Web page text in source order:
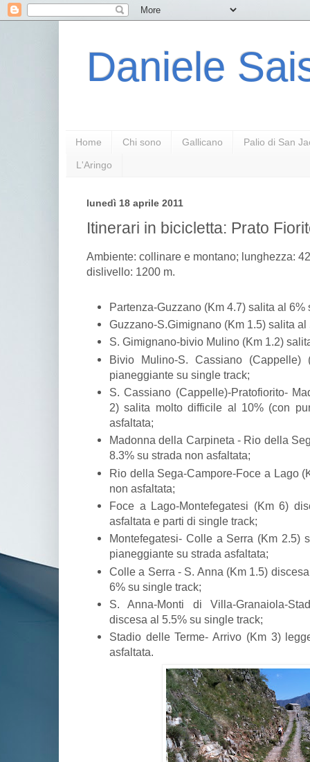
Daniele
Home Chi sono Gallicano Palio di San
L'Aringo
lunedì 18 aprile 2011
Itinerari in bicicletta: Prato
Ambiente: collinare e montano; lunghezza:
dislivello: 1200 m.
Partenza-Guzzano (Km 4.7) salita al 6%
Guzzano-S.Gimignano (Km 1.5) salita
S. Gimignano-bivio Mulino (Km 1.2)
Bivio Mulino-S. Cassiano (Cappelle)
pianeggiante su single track;
S. Cassiano (Cappelle)-Pratofiorito-
2) salita molto difficile al 10% (con
asfaltata;
Madonna della Carpineta - Rio della
8.3% su strada non asfaltata;
Rio della Sega-Campore-Foce a Lago
non asfaltata;
Foce a Lago-Montefegatesi (Km 6)
asfaltata e parti di single track;
Montefegatesi- Colle a Serra (Km 2.5)
pianeggiante su strada asfaltata;
Colle a Serra - S. Anna (Km 1.5)
6% su single track;
S. Anna-Monti di Villa-Granaiola-
discesa al 5.5% su single track;
Stadio delle Terme- Arrivo (Km 3)
asfaltata.